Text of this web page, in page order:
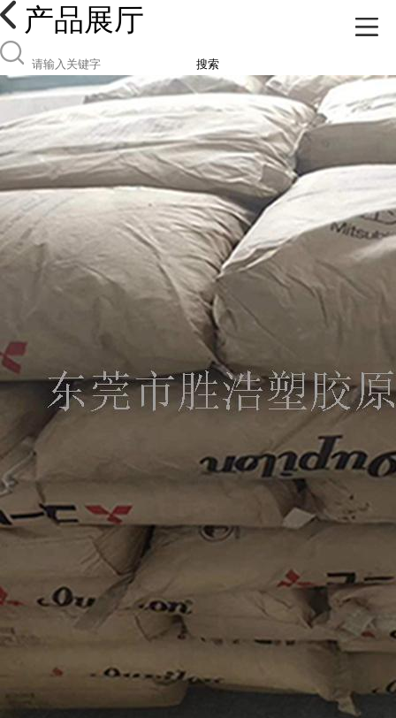
产品展厅
搜索